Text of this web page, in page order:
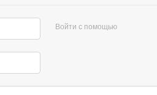
Войти с помощью